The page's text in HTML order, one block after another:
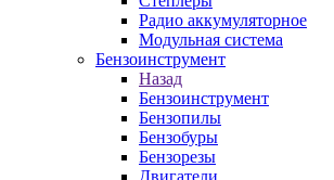
Радио аккумуляторное
Модульная система
Бензоинструмент
Назад
Бензоинструмент
Бензопилы
Бензобуры
Бензорезы
Двигатели